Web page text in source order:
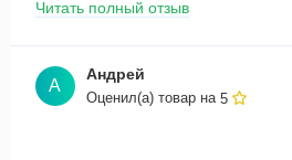
Читать полный отзыв
А
Андрей
Оценил(а) товар на5